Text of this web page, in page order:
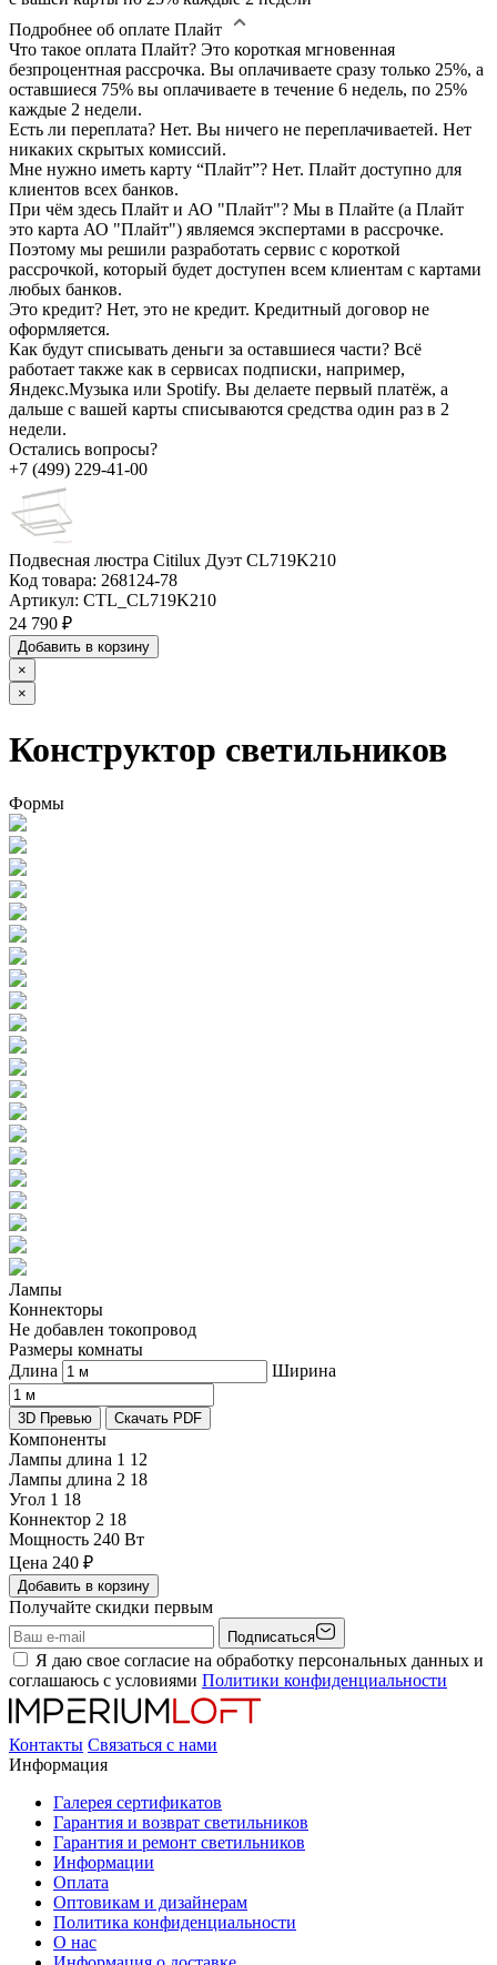
Подробнее об оплате Плайт
Что такое оплата Плайт? Это короткая мгновенная
безпроцентная рассрочка. Вы оплачиваете сразу только 25%, а
оставшиеся 75% вы оплачиваете в течение 6 недель, по 25%
каждые 2 недели.
Есть ли переплата? Нет. Вы ничего не переплачиваетей. Нет
никаких скрытых комиссий.
Мне нужно иметь карту “Плайт”? Нет. Плайт доступно для
клиентов всех банков.
При чём здесь Плайт и АО "Плайт"? Мы в Плайте (а Плайт
это карта АО "Плайт") являемся экспертами в рассрочке.
Поэтому мы решили разработать сервис с короткой
рассрочкой, который будет доступен всем клиентам с картами
любых банков.
Это кредит? Нет, это не кредит. Кредитный договор не
оформляется.
Как будут списывать деньги за оставшиеся части? Всё
работает также как в сервисах подписки, например,
Яндекс.Музыка или Spotify. Вы делаете первый платёж, а
дальше с вашей карты списываются средства один раз в 2
недели.
Остались вопросы?
+7 (499) 229-41-00
Подвесная люстра Citilux Дуэт CL719K210
Код товара: 268124-78
Артикул: CTL_CL719K210
24 790 ₽
Добавить в корзину
×
×
Конструктор светильников
Формы
Лампы
Коннекторы
Не добавлен токопровод
Размеры комнаты
Длина
Ширина
3D Превью Скачать PDF
Компоненты
Лампы длина 1 12
Лампы длина 2 18
Угол 1 18
Коннектор 2 18
Мощность 240 Вт
Цена 240 ₽
Добавить в корзину
Получайте скидки первым
Подписаться
Я даю свое согласие на обработку персональных данных и
соглашаюсь с условиями Политики конфиденциальности
Контакты Связаться с нами
Информация
Галерея сертификатов
Гарантия и возврат светильников
Гарантия и ремонт светильников
Информации
Оплата
Оптовикам и дизайнерам
Политика конфиденциальности
О нас